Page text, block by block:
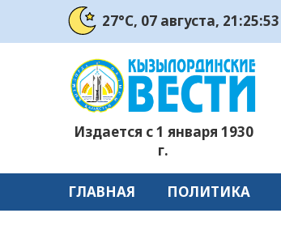
27°C, 07 августа, 21:25:54
Издается с 1 января 1930
г.
ГЛАВНАЯ ПОЛИТИКА